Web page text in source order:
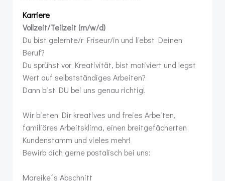
Karriere
Vollzeit/Teilzeit (m/w/d)
Du bist gelernte/r Friseur/in und liebst Deinen
Beruf?
Du sprühst vor Kreativität, bist motiviert und legst
Wert auf selbstständiges Arbeiten?
Dann bist DU bei uns genau richtig!
Wir bieten Dir kreatives und freies Arbeiten,
familiäres Arbeitsklima, einen breitgefächerten
Kundenstamm und vieles mehr!
Bewirb dich gerne postalisch bei uns:
Mareike´s Abschnitt